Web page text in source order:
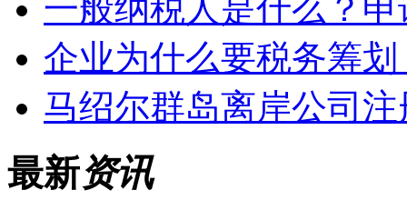
一般纳税人是什么？
企业为什么要税务筹划
马绍尔群岛离岸公司
最新资讯